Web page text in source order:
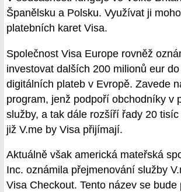
Španělsku a Polsku. Využívat ji
platebních karet Visa.
Společnost Visa Europe rovněž
investovat dalších 200 milionů eur
digitálních plateb v Evropě. Zavede
program, jenž podpoří obchodníky v
služby, a tak dále rozšíří řady 20
již V.me by Visa přijímají.
Aktuálně však americká mateřská
Inc. oznámila přejmenování služby
Visa Checkout. Tento název se bude